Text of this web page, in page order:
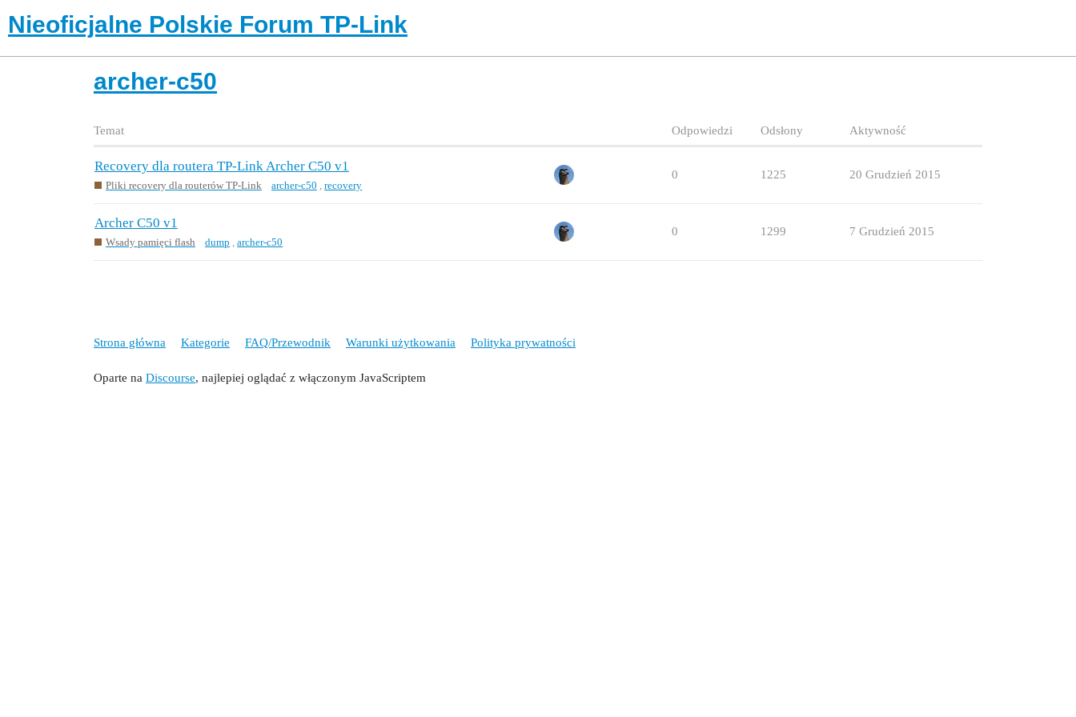
Nieoficjalne Polskie Forum TP-Link
archer-c50
Temat Odpowiedzi Odsłony Aktywność
Recovery dla routera TP-Link Archer C50 v1
Pliki recovery dla routerów TP-Link archer-c50 ,recovery
0 1225 20 Grudzień 2015
Archer C50 v1
Wsady pamięci flash dump ,archer-c50
0 1299 7 Grudzień 2015
Strona główna Kategorie FAQ/Przewodnik Warunki użytkowania Polityka prywatności
Oparte na Discourse, najlepiej oglądać z włączonym JavaScriptem